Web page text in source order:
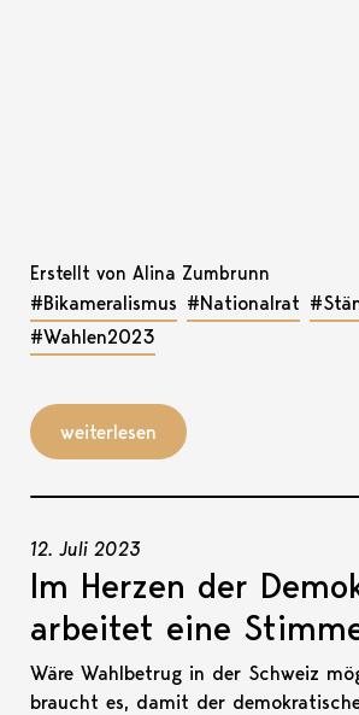
Erstellt von Alina Zumbrunn
#Bikameralismus #Nationalrat
#Wahlen2023
weiterlesen
12. Juli 2023
Im Herzen der
arbeitet eine
Wäre Wahlbetrug in der Schweiz
braucht es, damit der